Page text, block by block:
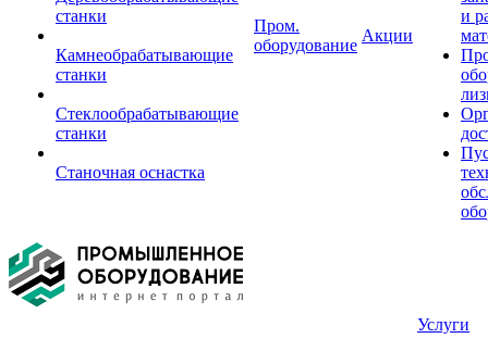
станки
Камнеобрабатывающие
станки
Стеклообрабатывающие
станки
Станочная оснастка
Пром.
оборудование
Акции
и
Услуги